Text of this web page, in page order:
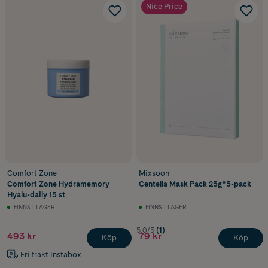
Comfort Zone
Comfort Zone Hydramemory
Hyalu-daily 15 st
FINNS I LAGER
493 kr
Fri frakt Instabox
Köp
Nice Price
Mixsoon
Centella Mask Pack 25g*5-pack
FINNS I LAGER
5.0/5 (1)
79 kr Köp